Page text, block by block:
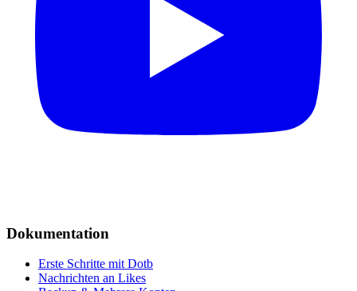
Dokumentation
Erste Schritte mit Dotb
Nachrichten an Likes